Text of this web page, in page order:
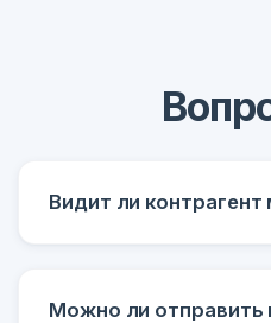
Видит ли
Можно ли отправить